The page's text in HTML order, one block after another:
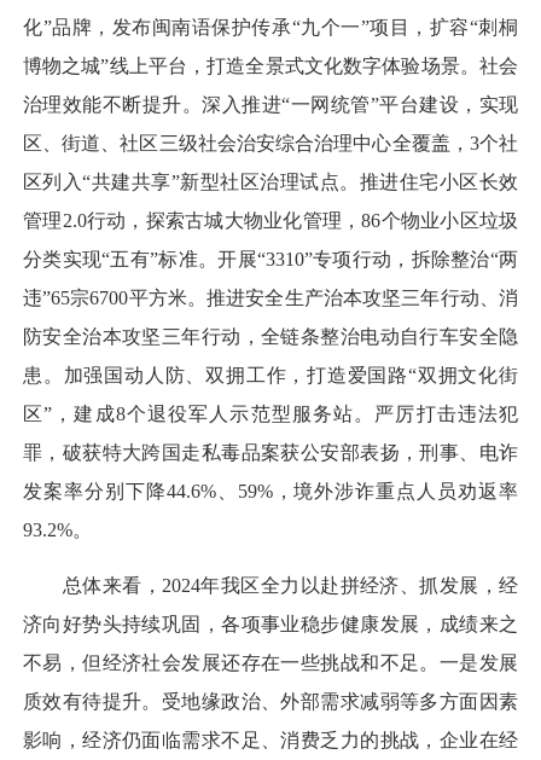
化”品牌，发布闽南语保护传承“九个一”项目，扩容“刺桐
博物之城”线上平台，打造全景式文化数字体验场景。社会
治理效能不断提升。深入推进“一网统管”平台建设，实现
区、街道、社区三级社会治安综合治理中心全覆盖，3个社
区列入“共建共享”新型社区治理试点。推进住宅小区长效
管理2.0行动，探索古城大物业化管理，86个物业小区垃圾
分类实现“五有”标准。开展“3310”专项行动，拆除整治“两
违”65宗6700平方米。推进安全生产治本攻坚三年行动、消
防安全治本攻坚三年行动，全链条整治电动自行车安全隐
患。加强国动人防、双拥工作，打造爱国路“双拥文化街
区”，建成8个退役军人示范型服务站。严厉打击违法犯
罪，破获特大跨国走私毒品案获公安部表扬，刑事、电诈
发案率分别下降44.6%、59%，境外涉诈重点人员劝返率
93.2%。
总体来看，2024年我区全力以赴拼经济、抓发展，经
济向好势头持续巩固，各项事业稳步健康发展，成绩来之
不易，但经济社会发展还存在一些挑战和不足。一是发展
质效有待提升。受地缘政治、外部需求减弱等多方面因素
影响，经济仍面临需求不足、消费乏力的挑战，企业在经